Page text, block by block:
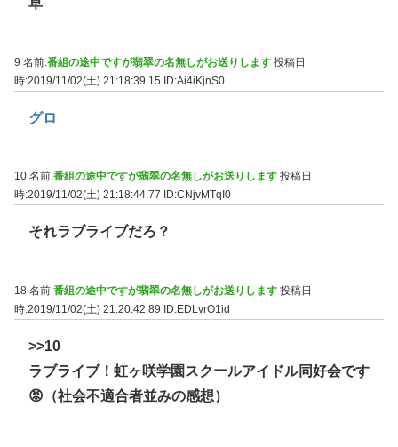
草
9 名前:番組の途中ですが翡翠の名無しがお送りします 投稿日
時:2019/11/02(土) 21:18:39.15 ID:Ai4iKjnS0
グロ
10 名前:番組の途中ですが翡翠の名無しがお送りします 投稿日
時:2019/11/02(土) 21:18:44.77
ID:CNjvMTqI0
それラブライブだろ？
18 名前:番組の途中ですが翡翠の名無しがお送りします 投稿日
時:2019/11/02(土) 21:20:42.89 ID:EDLvrO1id
>>10
ラブライブ！虹ヶ咲学園スクールアイドル同好会です
😡（社会不適合者並みの感想）